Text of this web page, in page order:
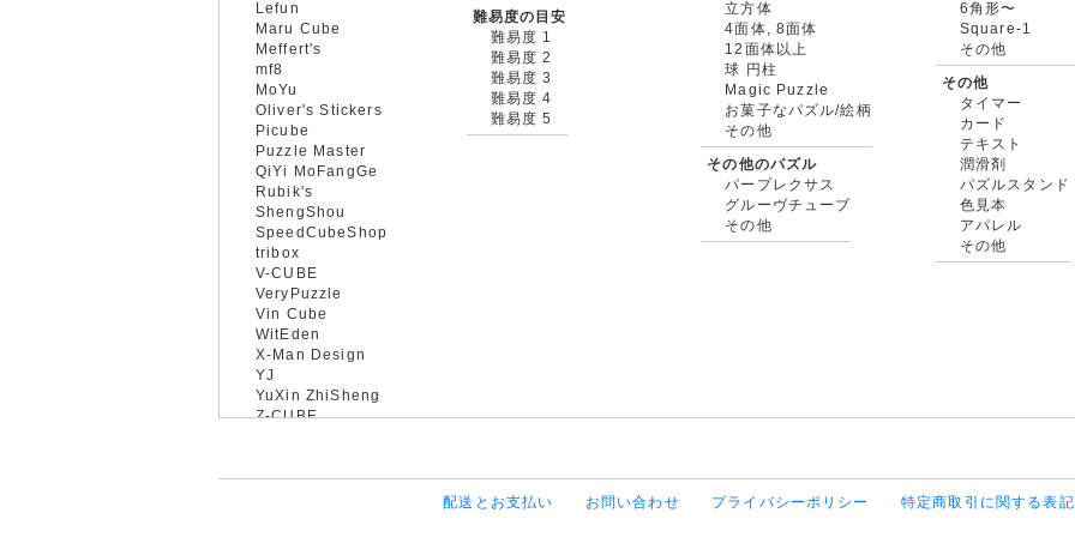
Lefun
Maru Cube
Meffert's
mf8
MoYu
Oliver's Stickers
Picube
Puzzle Master
QiYi MoFangGe
Rubik's
ShengShou
SpeedCubeShop
tribox
V-CUBE
VeryPuzzle
Vin Cube
WitEden
X-Man Design
YJ
YuXin ZhiSheng
Z-CUBE
難易度の目安
難易度 1
難易度 2
難易度 3
難易度 4
難易度 5
立方体
4面体, 8面体
12面体以上
球 円柱
Magic Puzzle
お菓子なパズル/絵柄
その他
その他のパズル
パープレクサス
グルーヴチューブ
その他
6角形〜
Square-1
その他
その他
タイマー
カード
テキスト
潤滑剤
パズルスタンド
色見本
アパレル
その他
配送とお支払い お問い合わせ プライバシーポリシー 特定商取引に関する表記